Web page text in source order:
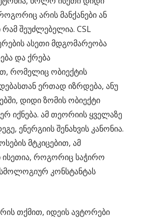
არის მანქანები ან
რამ შეუძლებელია. CSL
ასეთი მდგომარეობა
და ქრება
რომელიც ობიექტის
ერთად იზრდება, ანუ
დიდი ზომის ობიექტი
იქნება. ამ თეორიის ყველაზე
ენერგიის შენახვის კანონია.
მტკიცებით, ამ
ისეთია, როგორიც საჭირო
კონსტანტას
თქმით, იდეის ავტორები